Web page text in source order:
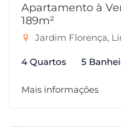
Apartamento à
189m²
Jardim Florença,
4 Quartos 5
Mais informações